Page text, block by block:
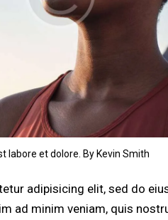
labore et dolore. By Kevin Smith
adipisicing elit, sed do
ad minim veniam, quis